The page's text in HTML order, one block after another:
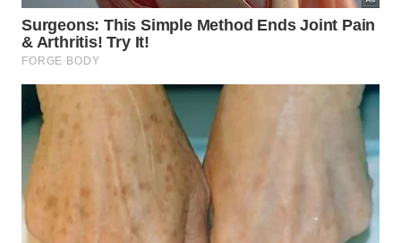
É recomendável testar primeiro em uma pequena
área, especialmente em pisos delicados ou claros,